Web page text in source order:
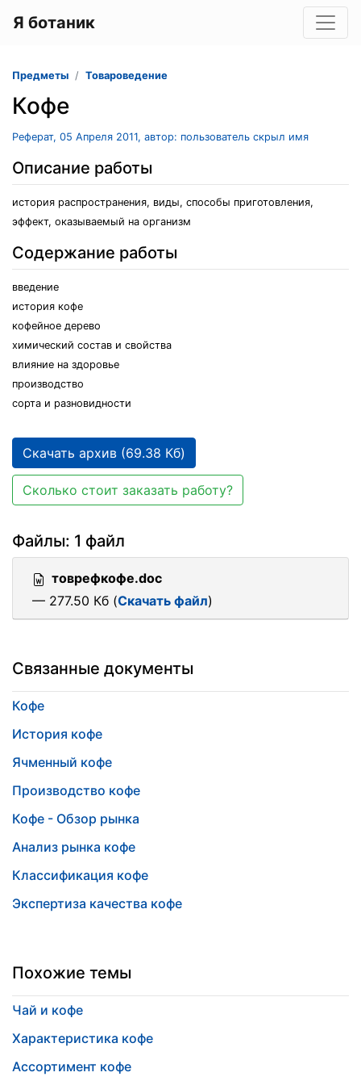
Я ботаник
Предметы Товароведение
Кофе
Реферат, 05 Апреля 2011, автор: пользователь скрыл имя
Описание работы
история распространения, виды, способы приготовления,
эффект, оказываемый на организм
Содержание работы
введение
история кофе
кофейное дерево
химический состав и свойства
влияние на здоровье
производство
сорта и разновидности
Скачать архив (69.38 Кб)
Сколько стоит заказать работу?
Файлы: 1 файл
товрефкофе.doc
— 277.50 Кб (Скачать файл)
Связанные документы
Кофе
История кофе
Ячменный кофе
Производство кофе
Кофе - Обзор рынка
Анализ рынка кофе
Классификация кофе
Экспертиза качества кофе
Похожие темы
Чай и кофе
Характеристика кофе
Ассортимент кофе